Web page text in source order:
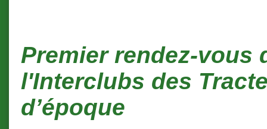
Premier rendez-vous
l'Interclubs des
d’époque